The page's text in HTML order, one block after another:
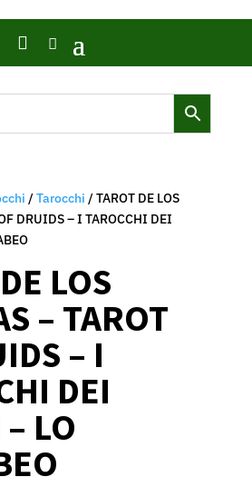

/Tarocchi / TAROT DE LOS
DRUIDS – I TAROCCHI DEI
LOS
– TAROT
– I
DEI
LO